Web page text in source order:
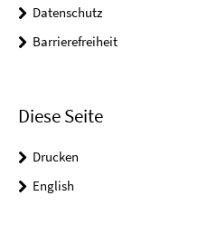
Datenschutz
Barrierefreiheit
Diese Seite
Drucken
English